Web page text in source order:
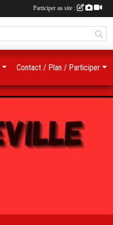
Contact / Plan / Participer
Participer au site :